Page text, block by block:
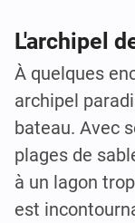
L'archipel
À quelques
archipel
bateau. Avec
plages de
à un lagon
est